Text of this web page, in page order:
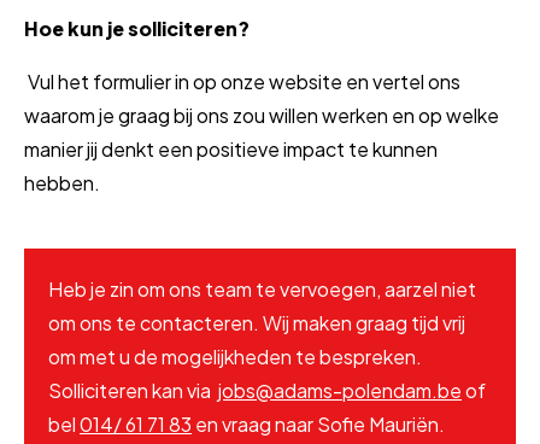
Hoe kun je solliciteren?
Vul het formulier in op onze website en vertel ons
waarom je graag bij ons zou willen werken en op welke
manier jij denkt een positieve impact te kunnen
hebben.
Heb je zin om ons team te vervoegen, aarzel niet
om ons te contacteren. Wij maken graag tijd vrij
om met u de mogelijkheden te bespreken.
Solliciteren kan via jobs@adams-polendam.beof
bel014/ 61 71 83 en vraag naar Sofie Mauriën.